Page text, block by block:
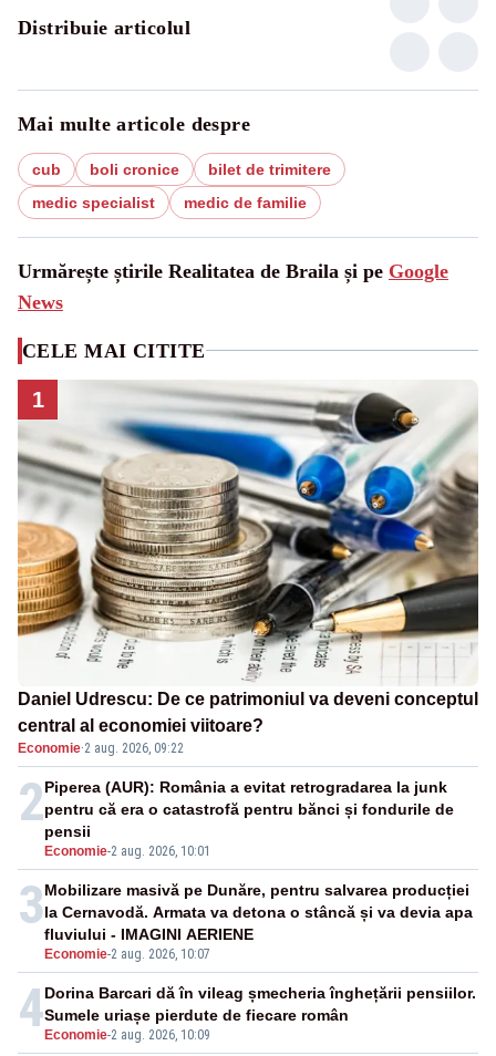
Distribuie articolul
Mai multe articole despre
cub boli cronice
bilet de trimitere
medic specialist
medic de familie
Urmărește știrile Realitatea de Braila și pe Google
News
CELE MAI CITITE
1
Daniel Udrescu: De ce patrimoniul va deveni conceptul
central al economiei viitoare?
Economie·2 aug. 2026, 09:22
2
Economie-2 aug. 2026, 10:01
Piperea (AUR): România a evitat retrogradarea la junk
pentru că era o catastrofă pentru bănci și fondurile de
pensii
3
Economie-2 aug. 2026, 10:07
Mobilizare masivă pe Dunăre, pentru salvarea producției
la Cernavodă. Armata va detona o stâncă și va devia apa
fluviului - IMAGINI AERIENE
4 Economie-2 aug. 2026, 10:09
Dorina Barcari dă în vileag șmecheria înghețării pensiilor.
Sumele uriașe pierdute de fiecare român